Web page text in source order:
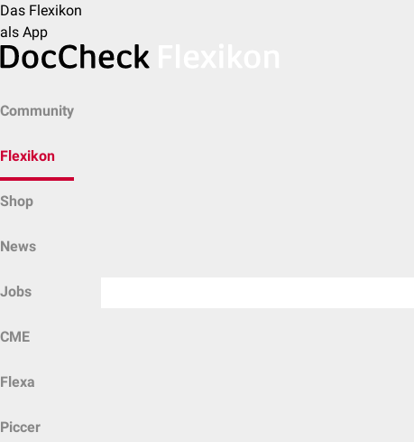
Das Flexikon
als App
Community
Flexikon
Shop
News
Jobs
CME
Flexa
Piccer